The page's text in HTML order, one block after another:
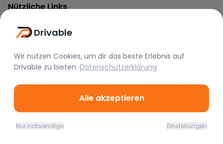
Nützliche Links
Vermieter werden
FAQ
Instagram
TikTok
Nutzungsbedingungen
Datenschutz
Drivable
Wir nutzen Cookies, um dir das beste Erlebnis auf
Drivable zu bieten. Datenschutzerklärung
Alle akzeptieren
Nur notwendige Einstellungen